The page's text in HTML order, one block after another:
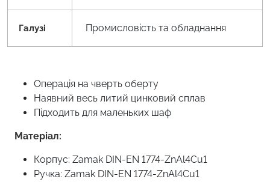
Галузі Промисловість та обладнання
Операція на чверть оберту
Наявний весь литий цинковий сплав
Підходить для маленьких шаф
Матеріал:
Корпус: Zamak DIN-EN 1774-ZnAl4Cu1
Ручка: Zamak DIN-EN 1774-ZnAl4Cu1